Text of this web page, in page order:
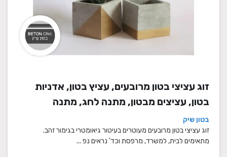
זוג עציצי בטון מרובעים, עציץ בטון, אדניות
בטון, עציצים מבטון, מתנה לחג, מתנה
לעובדים, מתנות לחנוכת בית, עציצים מתנה,
מתנה, מתנות מיוחדות
בטון שיק
זוג עציצי בטון מרובעים מעוטרים בעיטור גיאומטרי בגימור זהב.
מתאימים לבית, למשרד, מרפסת וכד' נראים נפ ...